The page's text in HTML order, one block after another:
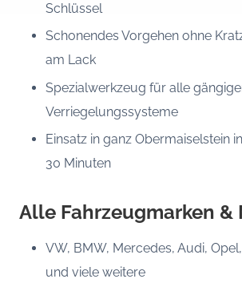
Schlüssel
Schonendes Vorgehen ohne
am Lack
Spezialwerkzeug für alle
Verriegelungssysteme
Einsatz in ganz Obermaiselstein
30 Minuten
Alle Fahrzeugmarken &
VW, BMW, Mercedes, Audi,
und viele weitere